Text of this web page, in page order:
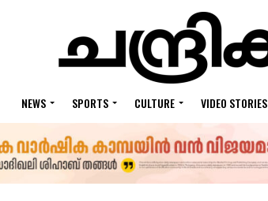
NEWS SPORTS CULTURE VIDEO STORIES